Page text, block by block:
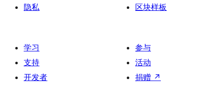
隐私
区块样板
学习
支持
开发者
参与
活动
捐赠 ↗